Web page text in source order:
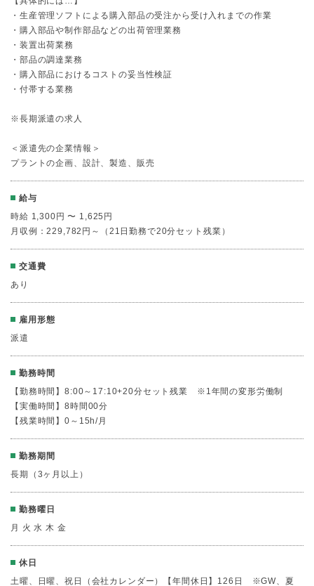
・生産管理ソフトによる購入部品の受注から受け入れまでの作業
・購入部品や制作部品などの出荷管理業務
・装置出荷業務
・部品の調達業務
・購入部品におけるコストの妥当性検証
・付帯する業務
※長期派遣の求人
＜派遣先の企業情報＞
プラントの企画、設計、製造、販売
給与
時給 1,300円 〜 1,625円
月収例：229,782円～（21日勤務で20分セット残業）
交通費
あり
雇用形態
派遣
勤務時間
【勤務時間】8:00～17:10+20分セット残業 ※1年間の変形労働制
【実働時間】8時間00分
【残業時間】0～15h/月
勤務期間
長期（3ヶ月以上）
勤務曜日
月 火 水 木 金
休日
土曜、日曜、祝日（会社カレンダー）【年間休日】126日 ※GW、夏